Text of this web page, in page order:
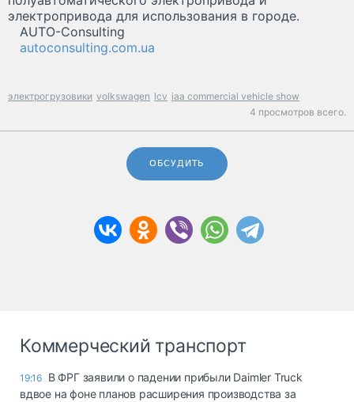
электропривода для использования в городе.
AUTO-Consulting
autoconsulting.com.ua
электрогрузовики volkswagen lcv iaa commercial vehicle show
4 просмотров всего.
ОБСУДИТЬ
Коммерческий транспорт
19:16 В ФРГ заявили о падении прибыли Daimler Truck
вдвое на фоне планов расширения производства за